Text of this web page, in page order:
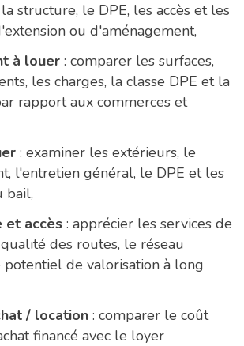
structure, le DPE, les accès et les
ou d'aménagement,
à louer : comparer les surfaces,
les charges, la classe DPE et la
rapport aux commerces et
: examiner les extérieurs, le
l'entretien général, le DPE et les
bail,
et accès : apprécier les services de
des routes, le réseau
de valorisation à long
/ location : comparer le coût
financé avec le loyer